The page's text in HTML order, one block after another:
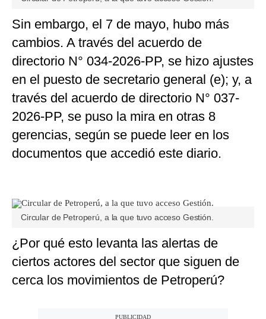
Sin embargo, el 7 de mayo, hubo más
cambios. A través del acuerdo de
directorio N° 034-2026-PP, se hizo ajustes
en el puesto de secretario general (e); y, a
través del acuerdo de directorio N° 037-
2026-PP, se puso la mira en otras 8
gerencias, según se puede leer en los
documentos que accedió este diario.
Circular de Petroperú, a la que tuvo acceso Gestión.
¿Por qué esto levanta las alertas de
ciertos actores del sector que siguen de
cerca los movimientos de Petroperú?